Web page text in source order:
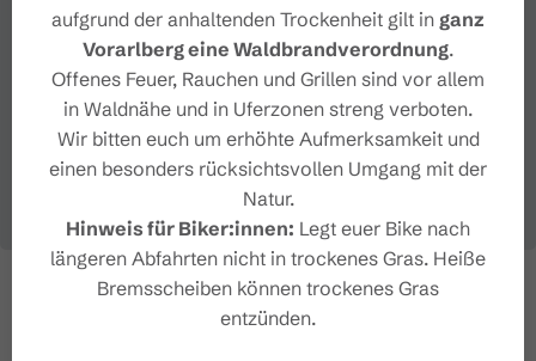
aufgrund der anhaltenden Trockenheit gilt in ganz
Vorarlberg eine Waldbrandverordnung.
Offenes Feuer, Rauchen und Grillen sind vor allem
in Waldnähe und in Uferzonen streng verboten.
Wir bitten euch um erhöhte Aufmerksamkeit und
einen besonders rücksichtsvollen Umgang mit der
Natur.
Hinweis für Biker:innen: Legt euer Bike nach
längeren Abfahrten nicht in trockenes Gras. Heiße
Bremsscheiben können trockenes Gras
entzünden.